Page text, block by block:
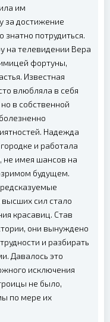
им
за достижение
потрудиться.
на телевидении Вера
фортуны,
Известная
влюбляла в себя
в собственной
Надежда
и работала
не имея шансов на
будущем.
сил стало
красавиц. Став
они вынуждено
и разбирать
Давалось это
исключения
не было,
по мере их